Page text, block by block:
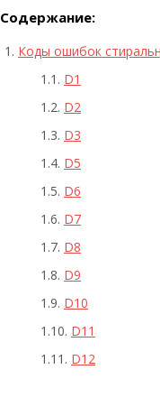
Содержание:
Коды ошибок
D1
D2
D3
D5
D6
D7
D8
D9
D10
D11
D12